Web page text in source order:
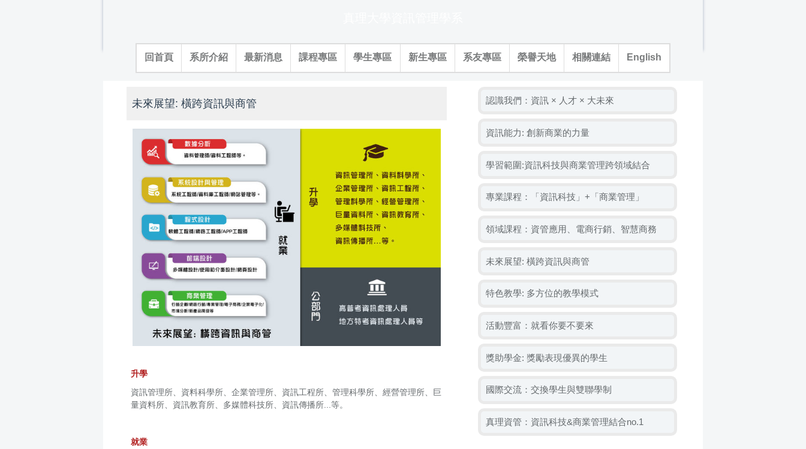
回首頁 系所介紹 最新消息 課程專區 學生專區 新生專區 系友專區 榮譽天地 相關連結 English
未來展望: 橫跨資訊與商管
升學
資訊管理所、資料科學所、企業管理所、資訊工程所、管理科學所、經營管理所、巨
量資料所、資訊教育所、多媒體科技所、資訊傳播所...等。
就業
認識我們：資訊 × 人才 × 大未來
資訊能力: 創新商業的力量
學習範圍:資訊科技與商業管理跨領域結合
專業課程：「資訊科技」+「商業管理」
領域課程：資管應用、電商行銷、智慧商務
未來展望: 橫跨資訊與商管
特色教學: 多方位的教學模式
活動豐富：就看你要不要來
獎助學金: 獎勵表現優異的學生
國際交流：交換學生與雙聯學制
真理資管：資訊科技&商業管理結合no.1